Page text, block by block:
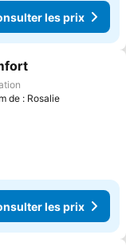
les prix
favoris
de : Rosalie
les prix